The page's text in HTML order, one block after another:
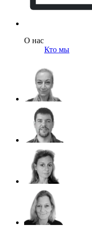
О нас
Кто мы